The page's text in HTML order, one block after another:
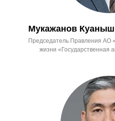
Мукажанов
Председатель Правления АО
жизни «Государственная